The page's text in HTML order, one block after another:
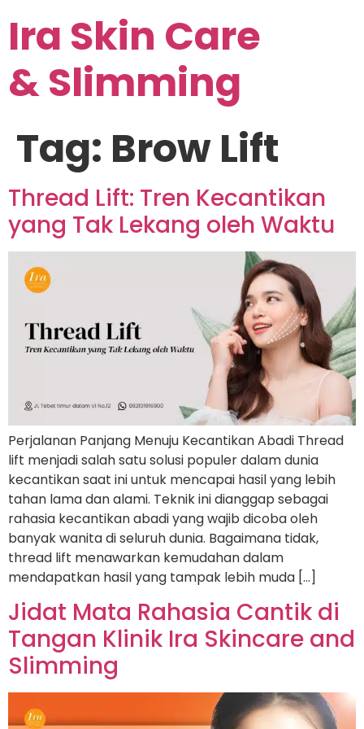
Ira Skin Care
& Slimming
Tag: Brow Lift
Thread Lift: Tren Kecantikan
yang Tak Lekang oleh Waktu
Perjalanan Panjang Menuju Kecantikan Abadi Thread
lift menjadi salah satu solusi populer dalam dunia
kecantikan saat ini untuk mencapai hasil yang lebih
tahan lama dan alami. Teknik ini dianggap sebagai
rahasia kecantikan abadi yang wajib dicoba oleh
banyak wanita di seluruh dunia. Bagaimana tidak,
thread lift menawarkan kemudahan dalam
mendapatkan hasil yang tampak lebih muda […]
Jidat Mata Rahasia Cantik di
Tangan Klinik Ira Skincare and
Slimming